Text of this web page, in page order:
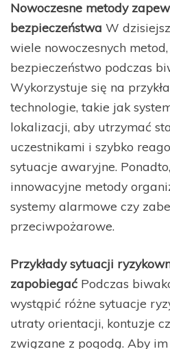
Nowoczesne metody
bezpieczeństwa W
wiele nowoczesnych
bezpieczeństwo podczas
Wykorzystuje się na
technologie, takie jak
lokalizacji, aby utrzymać
uczestnikami i szybko
sytuacje awaryjne.
innowacyjne metody
systemy alarmowe czy
przeciwpożarowe.
Przykłady sytuacji
zapobiegać Podczas
wystąpić różne sytuacje
utraty orientacji, kontuzje
związane z pogodą. Aby